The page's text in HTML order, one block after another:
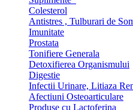
Colesterol
Antistres , Tulburari de
Imunitate
Prostata
Tonifiere Generala
Detoxifierea Organismului
Digestie
Infectii Urinare, Litiaza
Afectiuni Osteoarticulare
Produse cu Lactoferina